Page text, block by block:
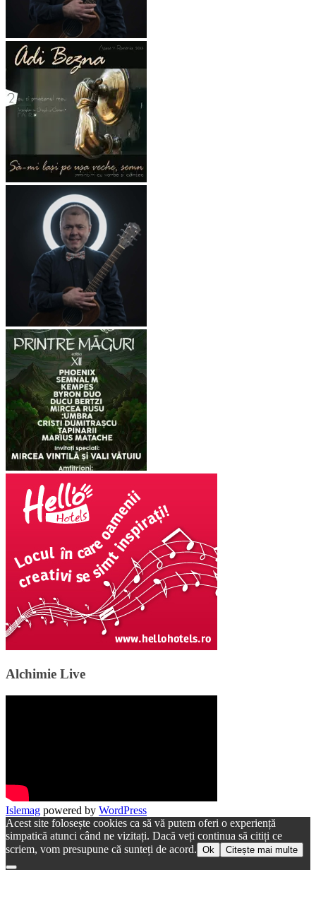
Alchimie Live
Islemag powered by WordPress
Acest site folosește cookies ca să vă putem oferi o experiență
simpatică atunci când ne vizitați. Dacă veți continua să citiți ce
scriem, vom presupune că sunteți de acord. Ok Citește mai multe